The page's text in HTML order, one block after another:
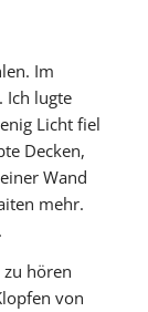
Im
Ich lugte
Licht fiel
Decken,
Wand
mehr.
zu hören
von